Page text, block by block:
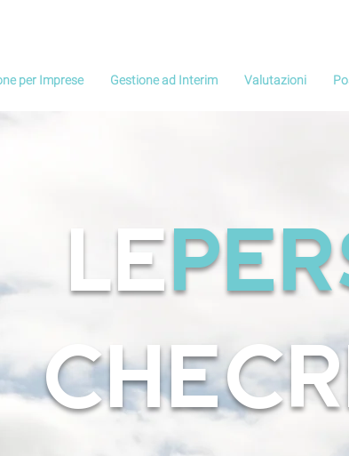
per Imprese Gestione ad Interim Valutazioni
Le
che